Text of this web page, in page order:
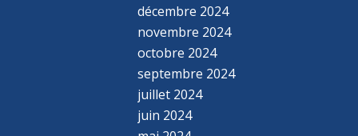
décembre 2024
novembre 2024
octobre 2024
septembre 2024
juillet 2024
juin 2024